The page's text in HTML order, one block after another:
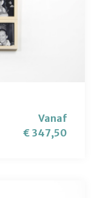
Vanaf
€ 347,50